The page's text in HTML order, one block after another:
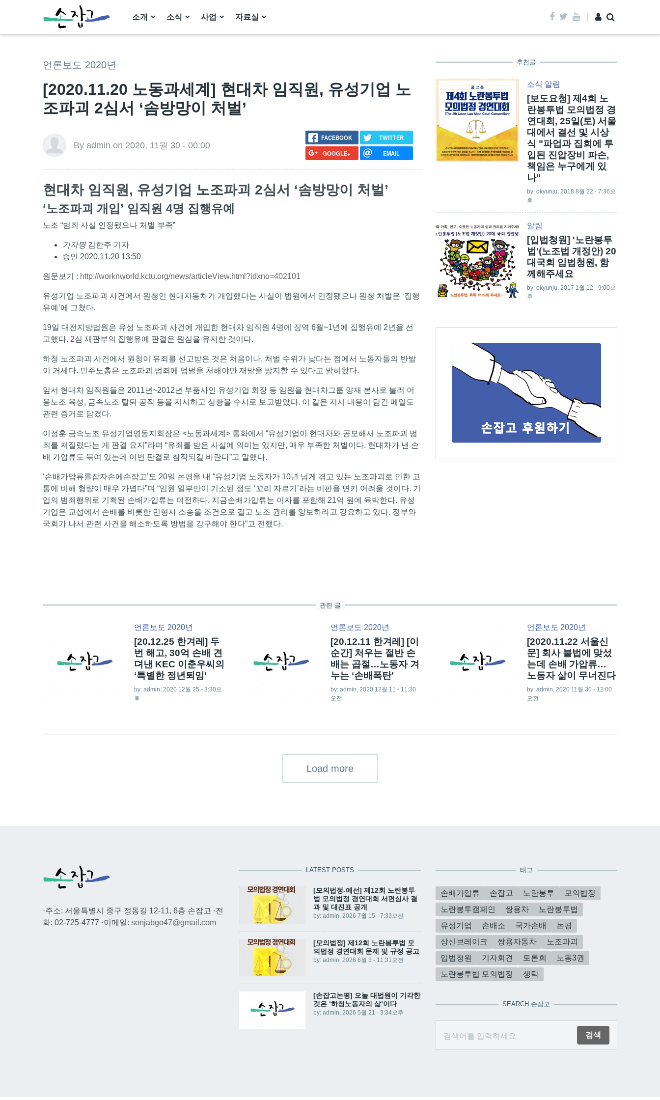
소개 소식 사업 자료실
언론보도 2020년
[2020.11.20 노동과세계] 현대차 임직원, 유성기업 노
조파괴 2심서 ‘솜방망이 처벌’
By admin on 2020, 11월 30 - 00:00
FACEBOOK
TWITTER
GOOGLE+
EMAIL
현대차 임직원, 유성기업 노조파괴 2심서 ‘솜방망이 처벌’
‘노조파괴 개입’ 임직원 4명 집행유예
노조 “범죄 사실 인정됐으나 처벌 부족”
기자명김한주 기자
승인 2020.11.20 13:50
원문보기 : http://worknworld.kctu.org/news/articleView.html?idxno=402101
유성기업 노조파괴 사건에서 원청인 현대자동차가 개입했다는 사실이 법원에서 인정됐으나 원청 처벌은 ‘집행
유예’에 그쳤다.
19일 대전지방법원은 유성 노조파괴 사건에 개입한 현대차 임직원 4명에 징역 6월~1년에 집행유예 2년을 선
고했다. 2심 재판부의 집행유예 판결은 원심을 유지한 것이다.
하청 노조파괴 사건에서 원청이 유죄를 선고받은 것은 처음이나, 처벌 수위가 낮다는 점에서 노동자들의 반발
이 거세다. 민주노총은 노조파괴 범죄에 엄벌을 처해야만 재발을 방지할 수 있다고 밝혀왔다.
앞서 현대차 임직원들은 2011년~2012년 부품사인 유성기업 회장 등 임원을 현대차그룹 양재 본사로 불러 어
용노조 육성, 금속노조 탈퇴 공작 등을 지시하고 상황을 수시로 보고받았다. 이 같은 지시 내용이 담긴 메일도
관련 증거로 담겼다.
이정훈 금속노조 유성기업영동지회장은 <노동과세계> 통화에서 “유성기업이 현대차와 공모해서 노조파괴 범
죄를 저질렀다는 게 판결 요지”라며 “유죄를 받은 사실에 의미는 있지만, 매우 부족한 처벌이다. 현대차가 낸 손
배 가압류도 묶여 있는데 이번 판결로 참작되길 바란다”고 말했다.
‘손배가압류를잡자손에손잡고’도 20일 논평을 내 “유성기업 노동자가 10년 넘게 겪고 있는 노조파괴로 인한 고
통에 비해 형량이 매우 가볍다”며 “임원 일부만이 기소된 점도 ‘꼬리 자르기’라는 비판을 면키 어려울 것이다. 기
업의 범죄행위로 기획된 손배가압류는 여전하다. 지금손배가압류는 이자를 포함해 21억 원에 육박한다. 유성
기업은 교섭에서 손배를 비롯한 민형사 소송을 조건으로 걸고 노조 권리를 양보하라고 강요하고 있다. 정부와
국회가 나서 관련 사건을 해소하도록 방법을 강구해야 한다”고 전했다.
추천글
소식 알림
[보도요청] 제4회 노
란봉투법 모의법정 경
연대회, 25일(토) 서울
대에서 결선 및 시상
식 "파업과 집회에 투
입된 진압장비 파손,
책임은 누구에게 있
나"
by: okyunju, 2018 8월 22 - 7:36오
후
알림
[입법청원] '노란봉투
법'(노조법 개정안) 20
대국회 입법청원, 함
께해주세요
by: okyunju, 2017 1월 12 - 9:00오
후
관련 글
언론보도 2020년
[20.12.25 한겨레] 두
번 해고, 30억 손배 견
뎌낸 KEC 이춘우씨의
‘특별한 정년퇴임’
by: admin, 2020 12월 25 - 3:30오
후
언론보도 2020년
[20.12.11 한겨레] [이
순간] 처우는 절반 손
배는 곱절…노동자 겨
누는 ‘손배폭탄’
by: admin, 2020 12월 11 - 11:30
오전
언론보도 2020년
[2020.11.22 서울신
문] 회사 불법에 맞섰
는데 손배 가압류…
노동자 삶이 무너진다
by: admin, 2020 11월 30 - 12:00
오전
Load more
·주소: 서울특별시 중구 정동길 12-11, 6층 손잡고 ·전
화: 02-725-4777 ·이메일: sonjabgo47@gmail.com
LATEST POSTS
[모의법정-예선] 제12회 노란봉투
법 모의법정 경연대회 서면심사 결
과 및 대진표 공개
by: admin , 2026 7월 15 - 7:33오전
[모의법정] 제12회 노란봉투법 모
의법정 경연대회 문제 및 규정 공고
by: admin , 2026 6월 3 - 11:31오전
[손잡고논평] 오늘 대법원이 기각한
것은 ‘하청노동자의 삶’이다
by: admin , 2026 5월 21 - 3:34오후
태그
손배가압류 손잡고 노란봉투
모의법정
노란봉투캠페인
쌍용차
노란봉투법
유성기업
손배소 국가손배
논평
상신브레이크
쌍용자동차
노조파괴
입법청원
기자회견 토론회
노동3권
노란봉투법 모의법정
생탁
SEARCH 손잡고